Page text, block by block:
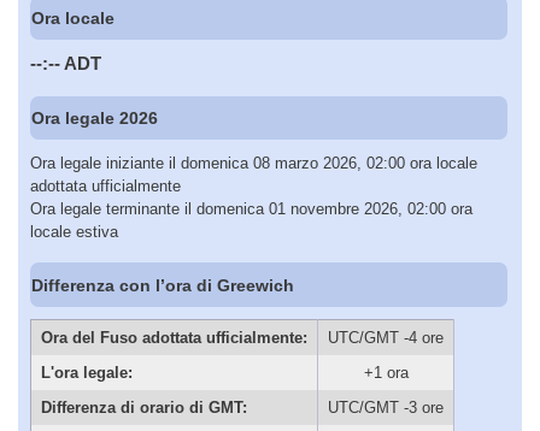
Ora locale
--:-- ADT
Ora legale 2026
Ora legale iniziante il domenica 08 marzo 2026, 02:00 ora locale
adottata ufficialmente
Ora legale terminante il domenica 01 novembre 2026, 02:00 ora
locale estiva
Differenza con l’ora di Greewich
Ora del Fuso adottata ufficialmente:
UTC/GMT -4 ore
L'ora legale:
+1 ora
Differenza di orario di GMT:
UTC/GMT -3 ore